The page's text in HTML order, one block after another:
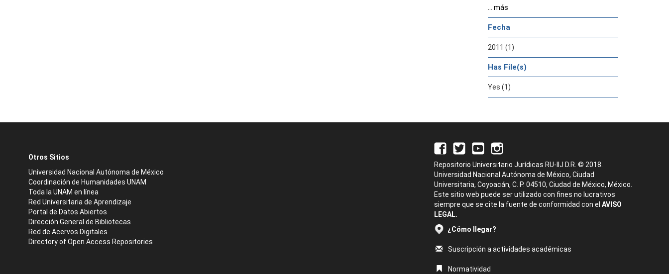
... más
Fecha
2011 (1)
Has File(s)
Yes (1)
Otros Sitios
Universidad Nacional Autónoma de México
Coordinación de Humanidades UNAM
Toda la UNAM en línea
Red Universitaria de Aprendizaje
Portal de Datos Abiertos
Dirección General de Bibliotecas
Red de Acervos Digitales
Directory of Open Access Repositories
Repositorio Universitario Jurídicas RU-IIJ D.R. © 2018.
Universidad Nacional Autónoma de México, Ciudad
Universitaria, Coyoacán, C. P. 04510, Ciudad de México, México.
Este sitio web puede ser utilizado con fines no lucrativos
siempre que se cite la fuente de conformidad con el AVISO
LEGAL.
¿Cómo llegar?
Suscripción a actividades académicas
Normatividad